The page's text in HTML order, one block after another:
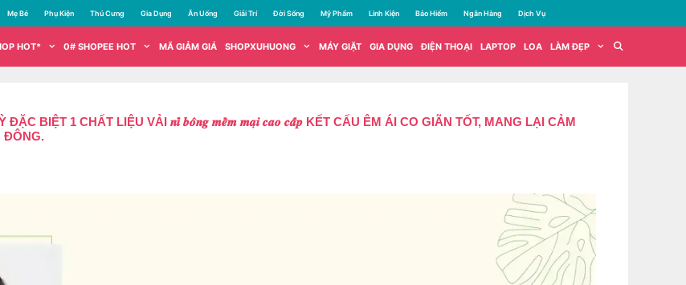
Mẹ Bé Phụ Kiện Thú Cưng Gia Dụng Ăn Uống Giải Trí Đời Sống Mỹ Phẩm Linh Kiện Bảo Hiểm Ngân Hàng Dịch Vụ
HOT* 0# SHOPEE HOT MÃ GIẢM GIÁ SHOPXUHUONG MÁY GIẶT GIA DỤNG ĐIỆN THOẠI LAPTOP LOA LÀM ĐẸP
BIỆT 1 CHẤT LIỆU VẢI 𝒏𝒊̉ 𝒃𝒐̂𝒏𝒈 𝒎𝒆̂̀𝒎 𝒎𝒂̣𝒊 𝒄𝒂𝒐 𝒄𝒂̂́𝒑 KẾT CẤU ÊM ÁI CO GIÃN TỐT, MANG LẠI CẢM
ĐÔNG.